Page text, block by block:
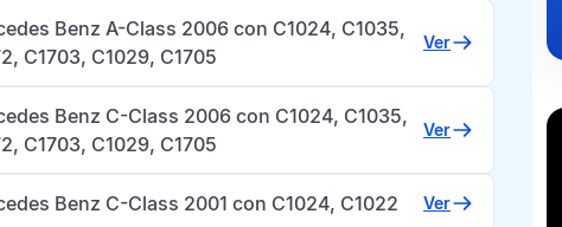
Benz A-Class 2006 con C1024, C1035,
C1703, C1029, C1705
Ver
Benz C-Class 2006 con C1024, C1035,
C1703, C1029, C1705
Ver
Benz C-Class 2001 con C1024, C1022 Ver